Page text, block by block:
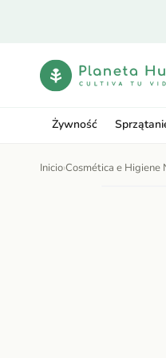
Żywność
Inicio›Cosmética e Higiene
Ir